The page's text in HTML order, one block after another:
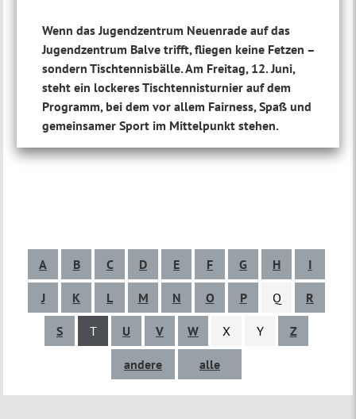
Wenn das Jugendzentrum Neuenrade auf das
Jugendzentrum Balve trifft, fliegen keine Fetzen –
sondern Tischtennisbälle. Am Freitag, 12. Juni,
steht ein lockeres Tischtennisturnier auf dem
Programm, bei dem vor allem Fairness, Spaß und
gemeinsamer Sport im Mittelpunkt stehen.
alle
A B C D E F G H I
J K L M N O P Q R
S T U V W X Y Z
andere